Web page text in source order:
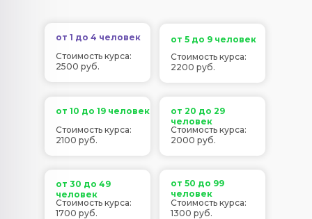
от 1 до 4 человек
Стоимость курса:
2500 руб.
от 5 до 9 человек
от 10 до 19 человек
от 20 до 29
человек
от 30 до 49
человек
от 50 до 99
человек
Стоимость курса:
2200 руб.
Стоимость курса:
2100 руб.
Стоимость курса:
2000 руб.
Стоимость курса:
1700 руб.
Стоимость курса:
1300 руб.